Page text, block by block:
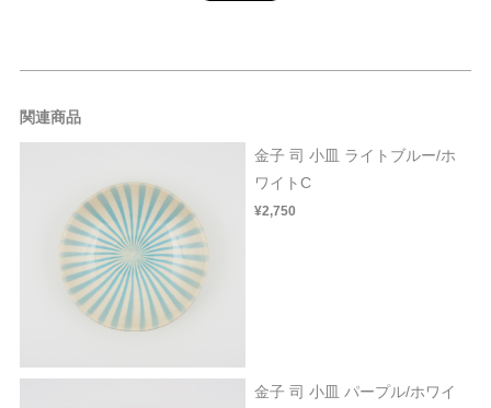
関連商品
金子 司 小皿 ライトブルー/ホ
ワイトC
¥2,750
金子 司 小皿 パープル/ホワイ